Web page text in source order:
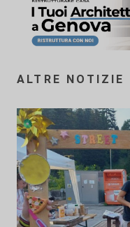
ALTRE NOTIZIE